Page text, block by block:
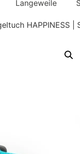
Langeweile
HAPPINESS |